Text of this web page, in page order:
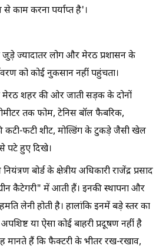
से काम करना पर्याप्त है'।
ज्यादातर लोग और मेरठ प्रशासन के
को कोई नुकसान नहीं पहुंचता।
मेरठ शहर की ओर जाती सड़क के दोनों
तक फोम, टेनिस बॉल फैबरिक,
फटी शीट, मोल्डिंग के टुकड़े जैसी खेल
पटे हुए दिखे।
बोर्ड के क्षेत्रीय अधिकारी राजेंद्र प्रसाद
कैटेगरी" में आती हैं। इनकी स्थापना और
लेनी होती है। हालांकि इनमें बड़े स्तर का
या ऐसा कोई बाहरी प्रदूषण नहीं है
मानते हैं कि फैक्टरी के भीतर रख-रखाव,